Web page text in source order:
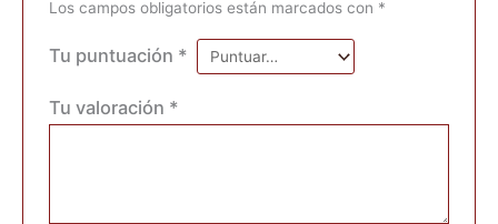
Los campos obligatorios están marcados con *
Tu puntuación *
Tu valoración *